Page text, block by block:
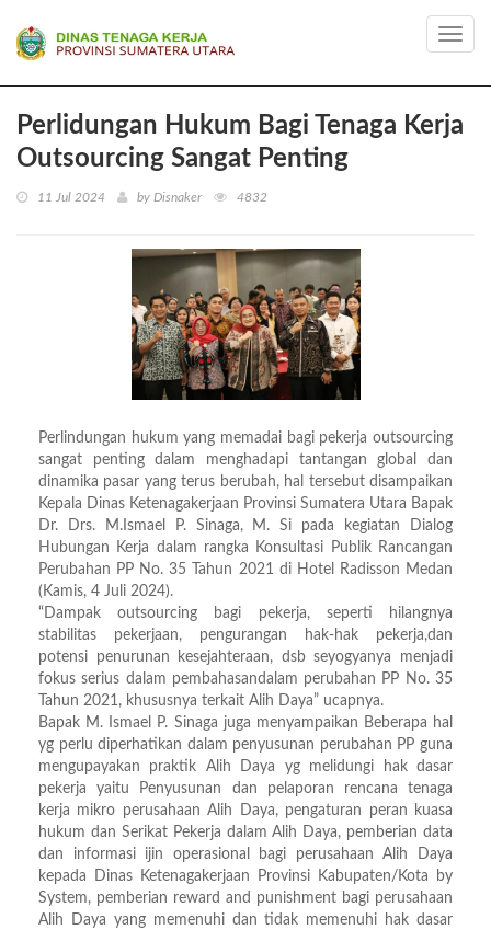
Perlidungan Hukum Bagi Tenaga Kerja
Outsourcing Sangat Penting
11 Jul 2024 by Disnaker 4832
Perlindungan hukum yang memadai bagi pekerja outsourcing
sangat penting dalam menghadapi tantangan global dan
dinamika pasar yang terus berubah, hal tersebut disampaikan
Kepala Dinas Ketenagakerjaan Provinsi Sumatera Utara Bapak
Dr. Drs. M.Ismael P. Sinaga, M. Si pada kegiatan Dialog
Hubungan Kerja dalam rangka Konsultasi Publik Rancangan
Perubahan PP No. 35 Tahun 2021 di Hotel Radisson Medan
(Kamis, 4 Juli 2024).
“Dampak outsourcing bagi pekerja, seperti hilangnya
stabilitas pekerjaan, pengurangan hak-hak pekerja,dan
potensi penurunan kesejahteraan, dsb seyogyanya menjadi
fokus serius dalam pembahasandalam perubahan PP No. 35
Tahun 2021, khususnya terkait Alih Daya” ucapnya.
Bapak M. Ismael P. Sinaga juga menyampaikan Beberapa hal
yg perlu diperhatikan dalam penyusunan perubahan PP guna
mengupayakan praktik Alih Daya yg melidungi hak dasar
pekerja yaitu Penyusunan dan pelaporan rencana tenaga
kerja mikro perusahaan Alih Daya, pengaturan peran kuasa
hukum dan Serikat Pekerja dalam Alih Daya, pemberian data
dan informasi ijin operasional bagi perusahaan Alih Daya
kepada Dinas Ketenagakerjaan Provinsi Kabupaten/Kota by
System, pemberian reward and punishment bagi perusahaan
Alih Daya yang memenuhi dan tidak memenuhi hak dasar